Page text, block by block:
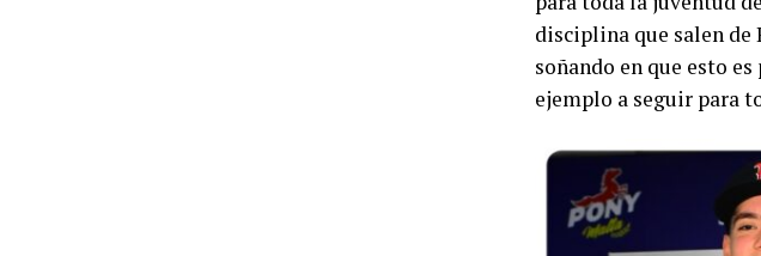
disciplina que salen de
soñando en que esto
ejemplo a seguir para